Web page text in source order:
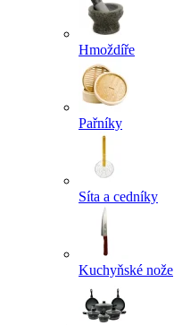
Hmoždíře
Pařníky
Síta a cedníky
Kuchyňské nože